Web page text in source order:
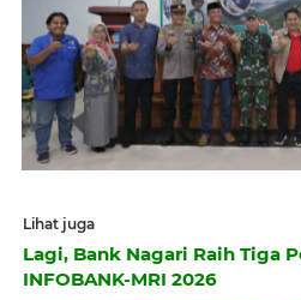
Lihat juga
Lagi, Bank Nagari Raih Tiga
INFOBANK-MRI 2026